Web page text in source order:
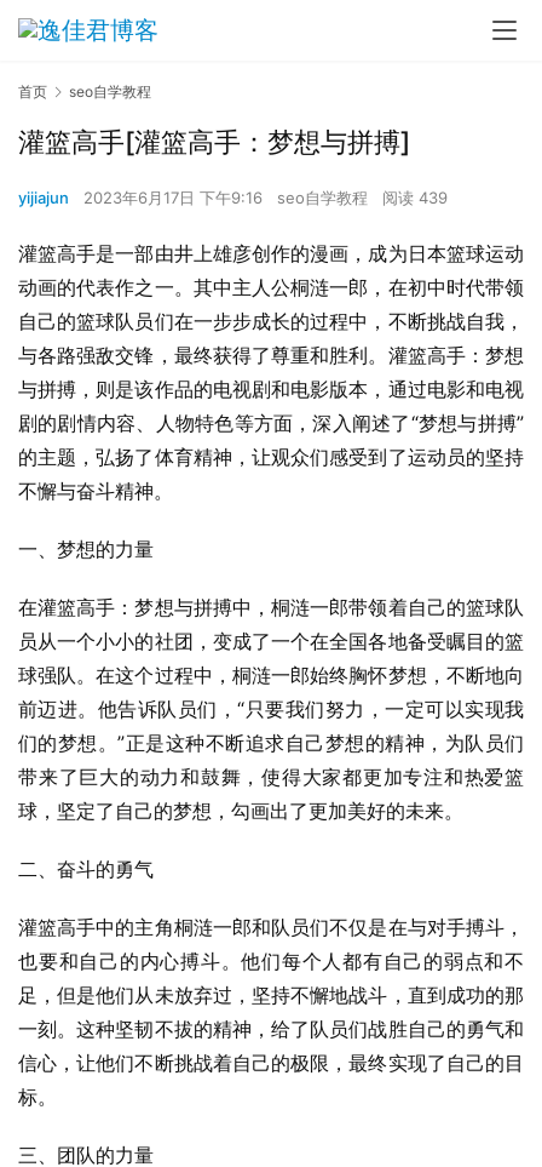
首页 seo自学教程
灌篮高手[灌篮高手：梦想与拼搏]
yijiajun 2023年6月17日 下午9:16 seo自学教程 阅读 439
灌篮高手是一部由井上雄彦创作的漫画，成为日本篮球运动
动画的代表作之一。其中主人公桐涟一郎，在初中时代带领
自己的篮球队员们在一步步成长的过程中，不断挑战自我，
与各路强敌交锋，最终获得了尊重和胜利。灌篮高手：梦想
与拼搏，则是该作品的电视剧和电影版本，通过电影和电视
剧的剧情内容、人物特色等方面，深入阐述了“梦想与拼搏”
的主题，弘扬了体育精神，让观众们感受到了运动员的坚持
不懈与奋斗精神。
一、梦想的力量
在灌篮高手：梦想与拼搏中，桐涟一郎带领着自己的篮球队
员从一个小小的社团，变成了一个在全国各地备受瞩目的篮
球强队。在这个过程中，桐涟一郎始终胸怀梦想，不断地向
前迈进。他告诉队员们，“只要我们努力，一定可以实现我
们的梦想。”正是这种不断追求自己梦想的精神，为队员们
带来了巨大的动力和鼓舞，使得大家都更加专注和热爱篮
球，坚定了自己的梦想，勾画出了更加美好的未来。
二、奋斗的勇气
灌篮高手中的主角桐涟一郎和队员们不仅是在与对手搏斗，
也要和自己的内心搏斗。他们每个人都有自己的弱点和不
足，但是他们从未放弃过，坚持不懈地战斗，直到成功的那
一刻。这种坚韧不拔的精神，给了队员们战胜自己的勇气和
信心，让他们不断挑战着自己的极限，最终实现了自己的目
标。
三、团队的力量